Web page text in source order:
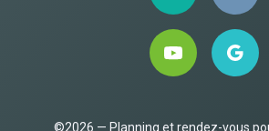
©2026 — Planning et rendez-vous